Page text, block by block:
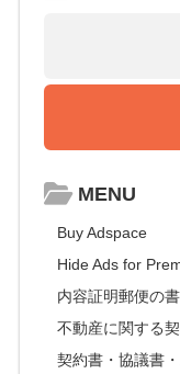
MENU
Buy Adspace
Hide Ads for
内容証明郵便の
不動産に関する
契約書・協議書